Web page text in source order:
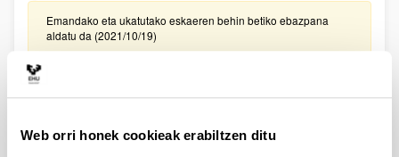
Web orri honek cookieak erabiltzen ditu
Emandako eta ukatutako eskaeren behin betiko ebazpana
aldatu da (2021/10/19)
PIFG21/11: Metodología de optimización orientada a la
movilidad sostenible
Deialdia hutsik geratu da